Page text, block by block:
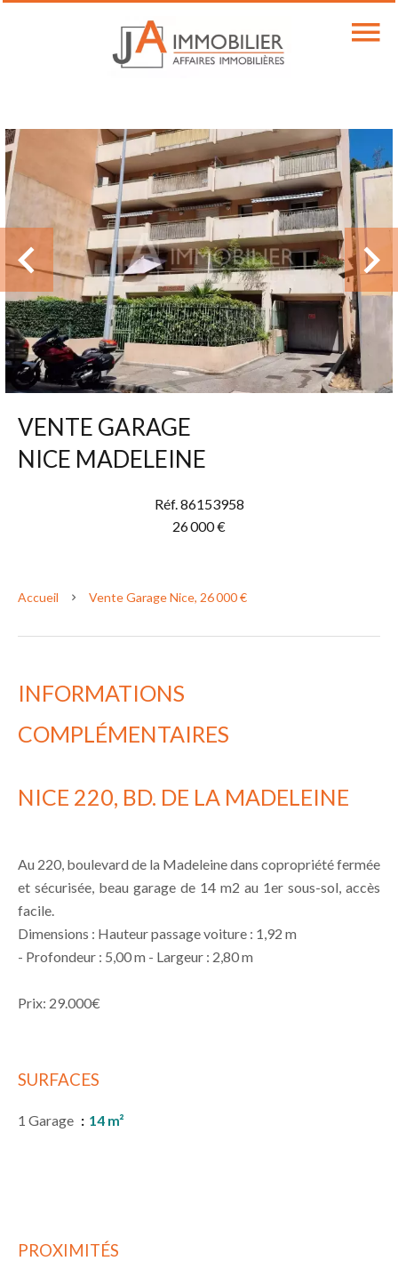
VENTE GARAGE
NICE MADELEINE
Réf. 86153958
26 000 €
Accueil Vente Garage Nice, 26 000 €
INFORMATIONS
COMPLÉMENTAIRES
NICE 220, BD. DE LA MADELEINE
Au 220, boulevard de la Madeleine dans copropriété fermée
et sécurisée, beau garage de 14 m2 au 1er sous-sol, accès
facile.
Dimensions : Hauteur passage voiture : 1,92 m
- Profondeur : 5,00 m - Largeur : 2,80 m
Prix: 29.000€
SURFACES
1 Garage 14 m²
PROXIMITÉS